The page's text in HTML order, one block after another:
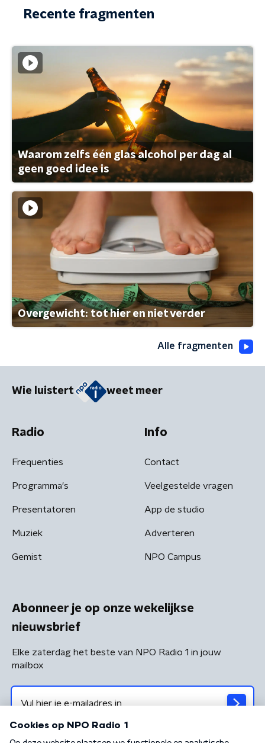
Recente fragmenten
Waarom zelfs één glas alcohol per dag al
geen goed idee is
Overgewicht: tot hier en niet verder
Alle fragmenten
Wie luistert weet meer
Radio
Frequenties
Programma's
Presentatoren
Muziek
Gemist
Info
Contact
Veelgestelde vragen
App de studio
Adverteren
NPO Campus
Abonneer je op onze wekelijkse
nieuwsbrief
Elke zaterdag het beste van NPO Radio 1 in jouw
mailbox